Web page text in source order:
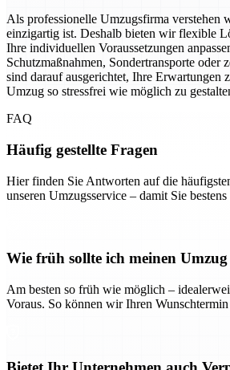
Als professionelle Umzugsfirma verstehen
einzigartig ist. Deshalb bieten wir flexible
Ihre individuellen Voraussetzungen
Schutzmaßnahmen, Sondertransporte oder
sind darauf ausgerichtet, Ihre Erwartungen
Umzug so stressfrei wie möglich zu
FAQ
Häufig gestellte Fragen
Hier finden Sie Antworten auf die
unseren Umzugsservice – damit Sie
Wie früh sollte ich meinen
Am besten so früh wie möglich –
Voraus. So können wir Ihren